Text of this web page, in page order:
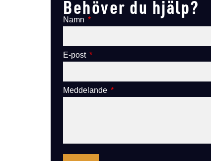
Behöver du hjälp?
Namn
E-post
Meddelande